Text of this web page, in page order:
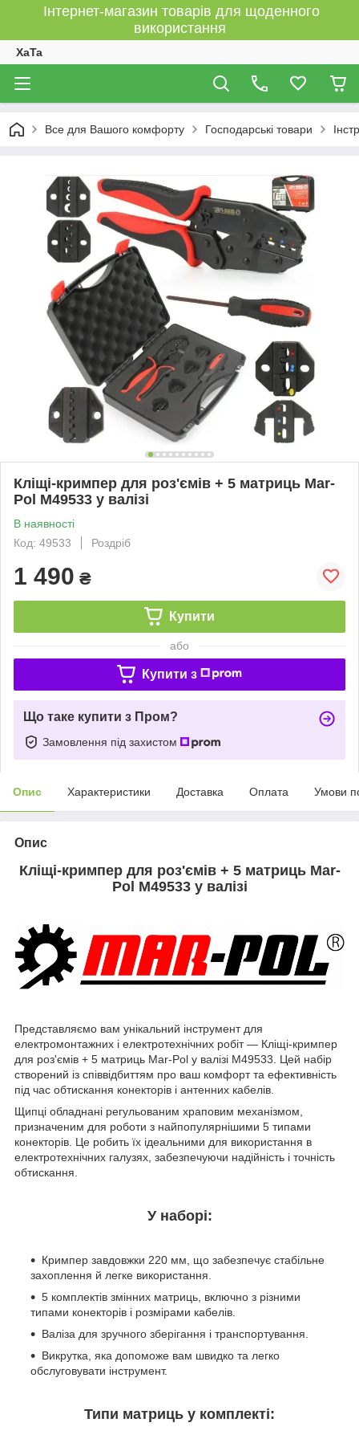
Інтернет-магазин товарів для щоденного
використання
XaTa
Все для Вашого комфорту Господарські товари
Кліщі-кримпер для роз'ємів + 5 матриць Mar-
Pol M49533 у валізі
В наявності
Код: 49533
Роздріб
1 490 ₴
Купити
або
Купити з
Що таке купити з Пром?
Замовлення під захистом
Опис Характеристики Доставка Оплата Умови
Опис
Кліщі-кримпер для роз'ємів + 5 матриць Mar-
Pol M49533 у валізі
Представляємо вам унікальний інструмент для
електромонтажних і електротехнічних робіт — Кліщі-кримпер
для роз'ємів + 5 матриць Mar-Pol у валізі M49533. Цей набір
створений із співвідбиттям про ваш комфорт та ефективність
під час обтискання конекторів і антенних кабелів.
Щипці обладнані регульованим храповим механізмом,
призначеним для роботи з найпопулярнішими 5 типами
конекторів. Це робить їх ідеальними для використання в
електротехнічних галузях, забезпечуючи надійність і точність
обтискання.
У наборі:
Кримпер завдовжки 220 мм, що забезпечує стабільне
захоплення й легке використання.
5 комплектів змінних матриць, включно з різними
типами конекторів і розмірами кабелів.
Валіза для зручного зберігання і транспортування.
Викрутка, яка допоможе вам швидко та легко
обслуговувати інструмент.
Типи матриць у комплекті: